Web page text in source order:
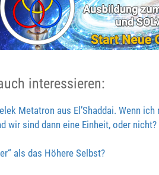
interessieren:
Metatron aus El’Shaddai. Wenn
wir sind dann eine Einheit, oder
als das Höhere Selbst?